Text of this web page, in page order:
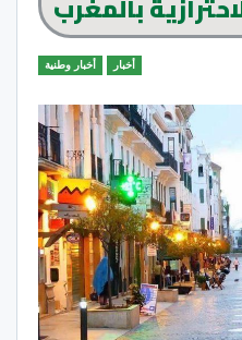
أخبار أخبار وطنية